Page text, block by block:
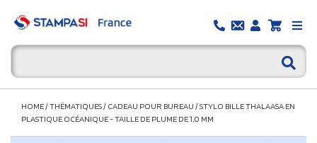
HOME/THÉMATIQUES/ CADEAU POUR BUREAU /STYLO BILLE THALAASA EN
PLASTIQUE OCÉANIQUE - TAILLE DE PLUME DE 1,0 MM